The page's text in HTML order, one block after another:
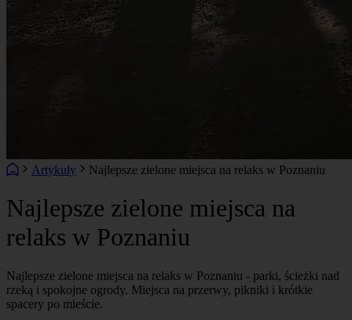
Artykuły Najlepsze zielone miejsca na relaks w Poznaniu
Najlepsze zielone miejsca na
relaks w Poznaniu
Najlepsze zielone miejsca na relaks w Poznaniu - parki, ścieżki nad
rzeką i spokojne ogrody. Miejsca na przerwy, pikniki i krótkie
spacery po mieście.